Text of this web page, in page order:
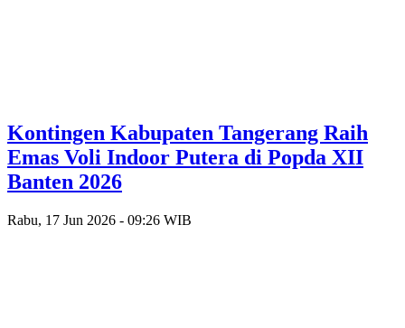
Kontingen Kabupaten Tangerang Raih
Emas Voli Indoor Putera di Popda XII
Banten 2026
Rabu, 17 Jun 2026 - 09:26 WIB